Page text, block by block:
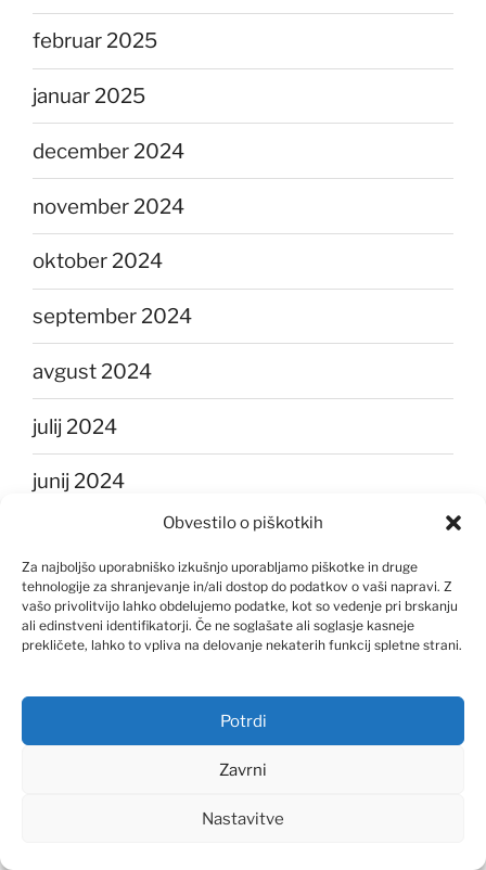
Obvestilo o piškotkih
Za najboljšo uporabniško izkušnjo uporabljamo piškotke in druge
tehnologije za shranjevanje in/ali dostop do podatkov o vaši napravi. Z
vašo privolitvijo lahko obdelujemo podatke, kot so vedenje pri brskanju
ali edinstveni identifikatorji. Če ne soglašate ali soglasje kasneje
prekličete, lahko to vpliva na delovanje nekaterih funkcij spletne strani.
Potrdi
Zavrni
Nastavitve
februar 2025
januar 2025
december 2024
november 2024
oktober 2024
september 2024
avgust 2024
julij 2024
junij 2024
april 2024
marec 2024
februar 2024